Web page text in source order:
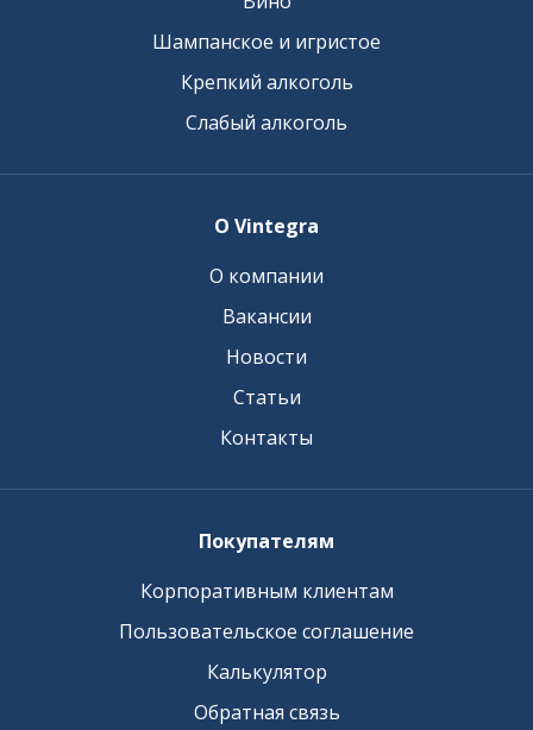
Шампанское и игристое
Крепкий алкоголь
Слабый алкоголь
О Vintegra
О компании
Вакансии
Новости
Статьи
Контакты
Покупателям
Корпоративным клиентам
Пользовательское соглашение
Калькулятор
Обратная связь